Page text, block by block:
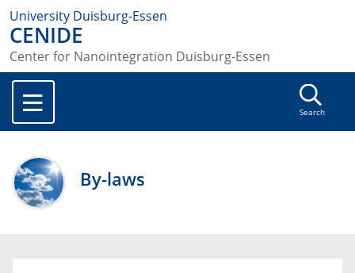
University Duisburg-Essen
CENIDE
Center for Nanointegration Duisburg-Essen
Search
By-laws